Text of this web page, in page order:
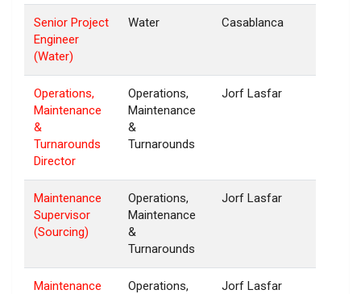
Senior Project
Engineer
(Water)
Water Casablanca
Operations,
Maintenance
&
Turnarounds
Director
Operations,
Maintenance
&
Turnarounds
Jorf Lasfar
Maintenance
Supervisor
(Sourcing)
Operations,
Maintenance
&
Turnarounds
Jorf Lasfar
Maintenance
Operations,
Jorf Lasfar